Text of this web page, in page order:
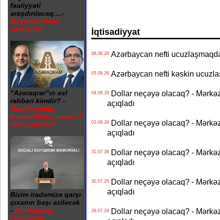
fəaliyyəti
araşdırılacaq….-
Milyonlar necə
xərclənir?
“Azəraqrar”ın əsl
rəhbəri kimdir? -
Nazirin sabiq
komandirinin maaşı 7
dəfə artırılıb?
Bizim iradəmizə qarşı
çıxanın başı əziləcək
- Azərbaycan
Prezidenti
İqtisadiyyat
06.08.26Azərbaycan nefti
05.08.26Azərbaycan nefti kəskin
04.08.26Dollar neçəyə olacaq? -
açıqladı
03.08.26Dollar neçəyə olacaq? -
açıqladı
31.07.26Dollar neçəyə olacaq? -
açıqladı
30.07.26Dollar neçəyə olacaq? -
açıqladı
29.07.26Dollar neçəyə olacaq? -